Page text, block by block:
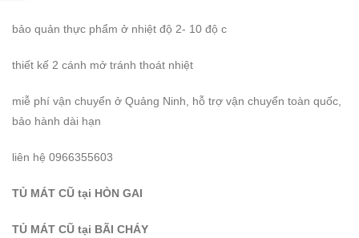
bảo quản thực phẩm ở nhiệt độ 2- 10 độ c
thiết kế 2 cánh mở tránh thoát nhiệt
miễ phí vận chuyển ở Quảng Ninh, hỗ trợ vận chuyển toàn quốc,
bảo hành dài hạn
liên hệ 0966355603
TỦ MÁT CŨ tại HÒN GAI
TỦ MÁT CŨ tại BÃI CHÁY